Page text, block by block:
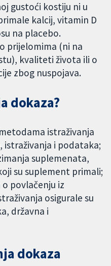
gustoći kostiju ni u
kalcij, vitamin D
na placebo.
prijelomima (ni na
kvaliteti života ili o
zbog nuspojava.
dokaza?
istraživanja
istraživanja i podataka;
suplemenata,
su suplement primali;
povlačenju iz
osigurale su
državna i
dokaza